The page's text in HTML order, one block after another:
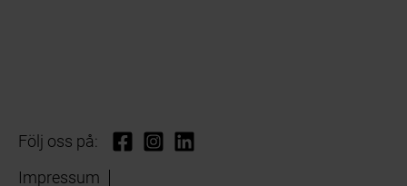
Följ oss på:
Impressum